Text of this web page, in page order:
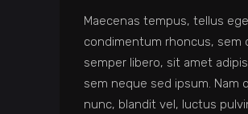
Maecenas tempus, tellus
condimentum rhoncus, sem
semper libero, sit amet
sem neque sed ipsum. Nam
nunc, blandit vel, luctus